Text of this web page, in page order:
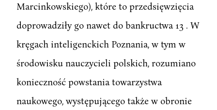
Marcinkowskiego), które to przedsięwzięcia
doprowadziły go nawet do bankructwa 13 . W
kręgach inteligenckich Poznania, w tym w
środowisku nauczycieli polskich, rozumiano
konieczność powstania towarzystwa
naukowego, występującego także w obronie